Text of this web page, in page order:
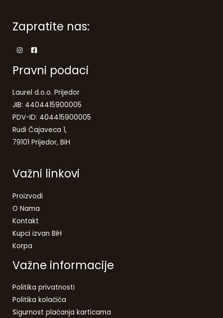
Zapratite nas:
Pravni podaci
Laurel d.o.o. Prijedor
JIB: 4404415900005
PDV-ID: 404415900005
Rudi Čajaveca 1,
79101 Prijedor, BiH
Važni linkovi
Proizvodi
O Nama
Kontakt
Kupci izvan BiH
Korpa
Važne informacije
Politika privatnosti
Politika kolačića
Sigurnost plaćanja karticama